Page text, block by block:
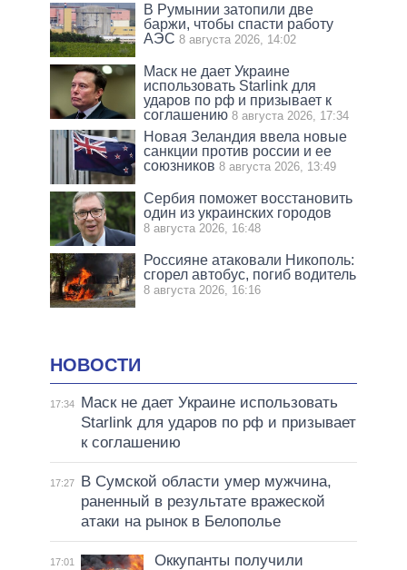
В Румынии затопили две
баржи, чтобы спасти работу
АЭС 8 августа 2026, 14:02
Маск не дает Украине
использовать Starlink для
ударов по рф и призывает к
соглашению 8 августа 2026, 17:34
Новая Зеландия ввела новые
санкции против россии и ее
союзников 8 августа 2026, 13:49
Сербия поможет восстановить
один из украинских городов
8 августа 2026, 16:48
Россияне атаковали Никополь:
сгорел автобус, погиб водитель
8 августа 2026, 16:16
НОВОСТИ
17:34
Маск не дает Украине использовать
Starlink для ударов по рф и призывает
к соглашению
17:27
В Сумской области умер мужчина,
раненный в результате вражеской
атаки на рынок в Белополье
17:01
Оккупанты получили